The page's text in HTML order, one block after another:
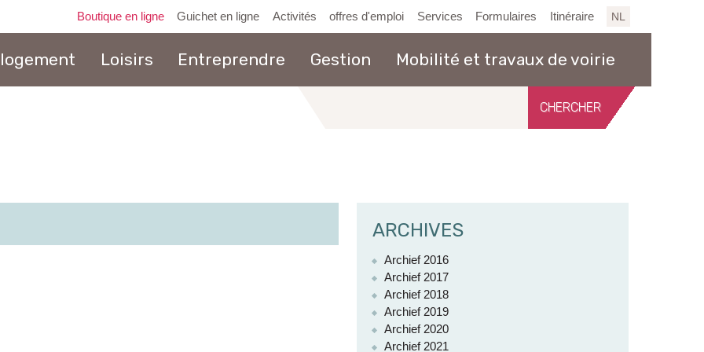
Boutique en ligne Guichet en ligne Activités offres d'emploi Services Formulaires Itinéraire NL
Loisirs Entreprendre Gestion Mobilité et travaux de voirie
ARCHIVES
Archief 2016
Archief 2017
Archief 2018
Archief 2019
Archief 2020
Archief 2021